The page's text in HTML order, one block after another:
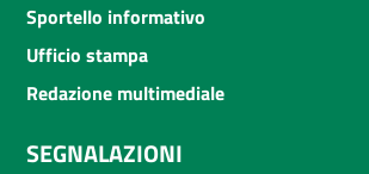
Sportello informativo
Ufficio stampa
Redazione multimediale
SEGNALAZIONI